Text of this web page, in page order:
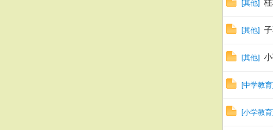
[其他]
[其他]
[其他]
[中学教育
[小学教育